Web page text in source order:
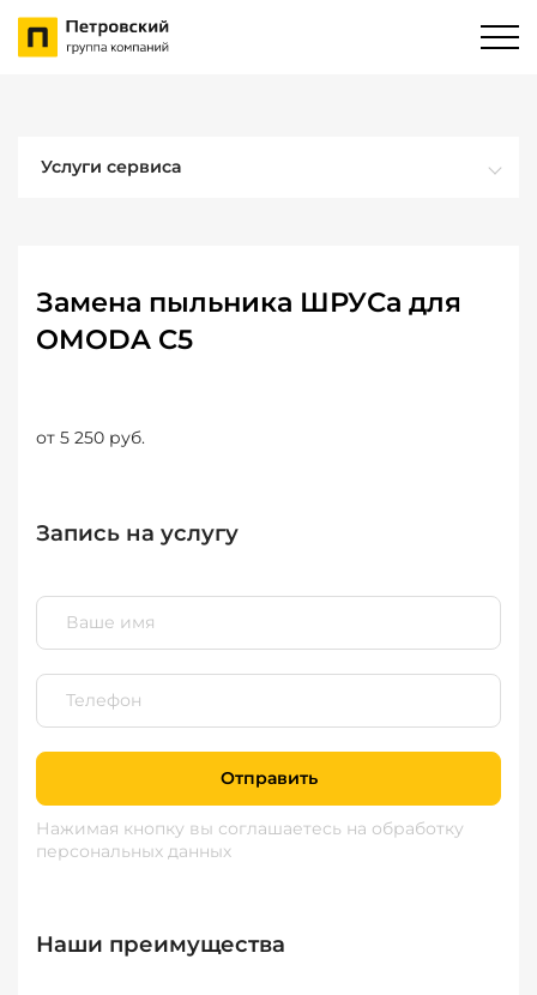
Услуги сервиса
Замена пыльника ШРУСа для
OMODA C5
от 5 250 руб.
Запись на услугу
Отправить
Нажимая кнопку вы соглашаетесь на обработку
персональных данных
Наши преимущества